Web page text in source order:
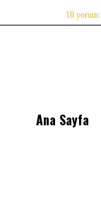
18 yorum:
Ana Sayfa